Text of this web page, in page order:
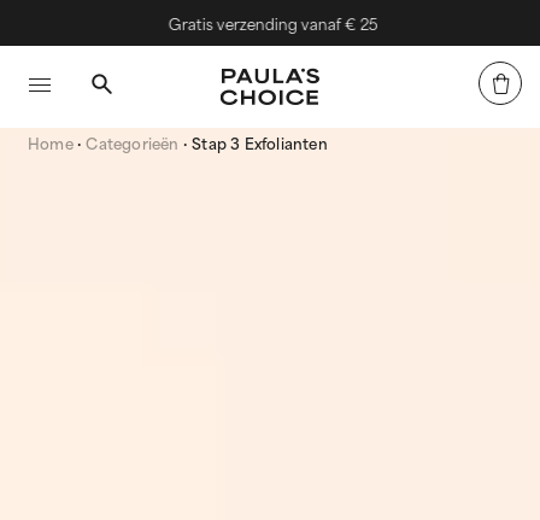
Gratis verzending vanaf € 25
Home Categorieën Stap 3 Exfolianten